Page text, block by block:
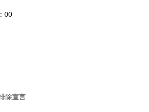
00
除宣言